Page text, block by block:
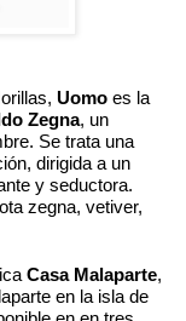
Uomo es la
Zegna, un
Se trata una
dirigida a un
y seductora.
zegna, vetiver,
Casa Malaparte,
en la isla de